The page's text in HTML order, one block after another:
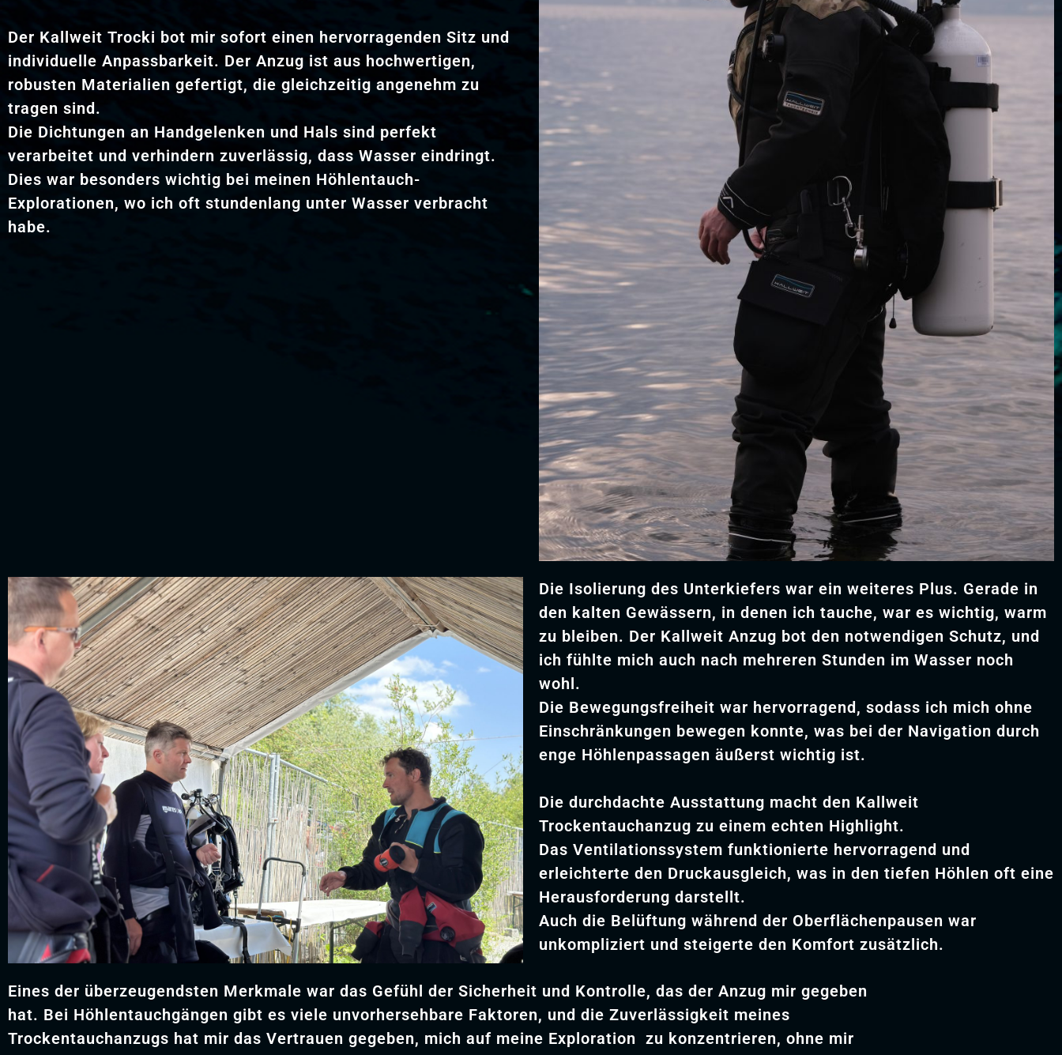
Der Kallweit Trocki bot mir sofort einen hervorragenden Sitz und
individuelle Anpassbarkeit. Der Anzug ist aus hochwertigen,
robusten Materialien gefertigt, die gleichzeitig angenehm zu
tragen sind.
Die Dichtungen an Handgelenken und Hals sind perfekt
verarbeitet und verhindern zuverlässig, dass Wasser eindringt.
Dies war besonders wichtig bei meinen Höhlentauch-
Explorationen, wo ich oft stundenlang unter Wasser verbracht
habe.
Die Isolierung des Unterkiefers war ein weiteres Plus. Gerade in
den kalten Gewässern, in denen ich tauche, war es wichtig, warm
zu bleiben. Der Kallweit Anzug bot den notwendigen Schutz, und
ich fühlte mich auch nach mehreren Stunden im Wasser noch
wohl.
Die Bewegungsfreiheit war hervorragend, sodass ich mich ohne
Einschränkungen bewegen konnte, was bei der Navigation durch
enge Höhlenpassagen äußerst wichtig ist.
Die durchdachte Ausstattung macht den Kallweit
Trockentauchanzug zu einem echten Highlight.
Das Ventilationssystem funktionierte hervorragend und
erleichterte den Druckausgleich, was in den tiefen Höhlen oft eine
Herausforderung darstellt.
Auch die Belüftung während der Oberflächenpausen war
unkompliziert und steigerte den Komfort zusätzlich.
Eines der überzeugendsten Merkmale war das Gefühl der Sicherheit und Kontrolle, das der Anzug mir gegeben
hat. Bei Höhlentauchgängen gibt es viele unvorhersehbare Faktoren, und die Zuverlässigkeit meines
Trockentauchanzugs hat mir das Vertrauen gegeben, mich auf meine Exploration zu konzentrieren, ohne mir